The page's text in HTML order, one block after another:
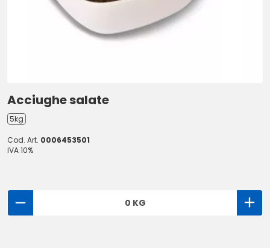
Acciughe salate
5kg
Cod. Art. 0006453501
IVA 10%
0 KG